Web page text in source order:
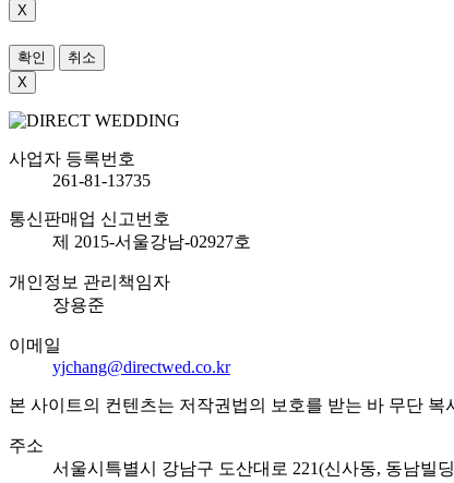
X
확인
취소
X
사업자 등록번호
261-81-13735
통신판매업 신고번호
제 2015-서울강남-02927호
개인정보 관리책임자
장용준
이메일
yjchang@directwed.co.kr
본 사이트의 컨텐츠는 저작권법의 보호를 받는 바 무단 복
주소
서울시특별시 강남구 도산대로 221(신사동, 동남빌